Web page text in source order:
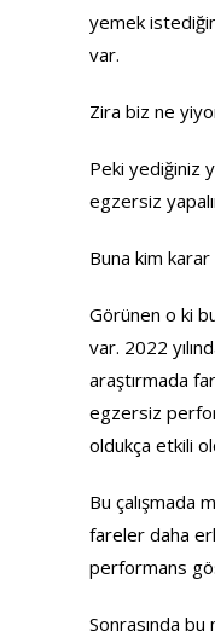
yemek
var.
Zira biz ne
Peki yediğiniz
egzersiz
Buna kim
Görünen o ki
var. 2022
araştırmada
egzersiz
oldukça etkili
Bu çalışmada
fareler daha
performans
Sonrasında bu